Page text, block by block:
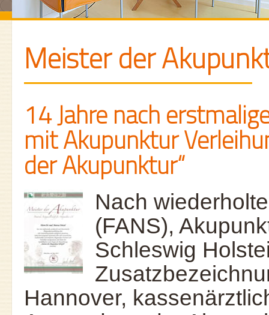
Meister der
14 Jahre nach
mit Akupunktur
der Akupunktur“
Nach
(FANS),
Schleswig
Hannover,